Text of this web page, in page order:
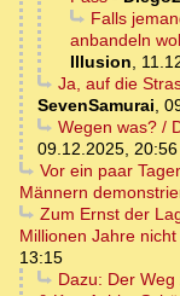
Falls
anbandeln
Illusion,
Ja, auf die
SevenSamurai,
Wegen was? /
09.12.2025, 20:56
Vor ein paar
Männern
Zum Ernst der
Millionen Jahre
13:15
Dazu: Der